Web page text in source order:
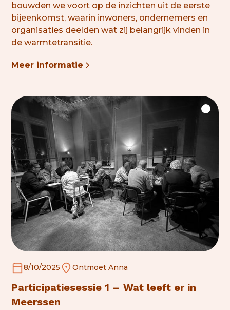
bouwden we voort op de inzichten uit de eerste
bijeenkomst, waarin inwoners, ondernemers en
organisaties deelden wat zij belangrijk vinden in
dewarmtetransitie.
Meer informatie
8/10/2025 Ontmoet Anna
Participatiesessie 1 – Wat leeft er in
Meerssen